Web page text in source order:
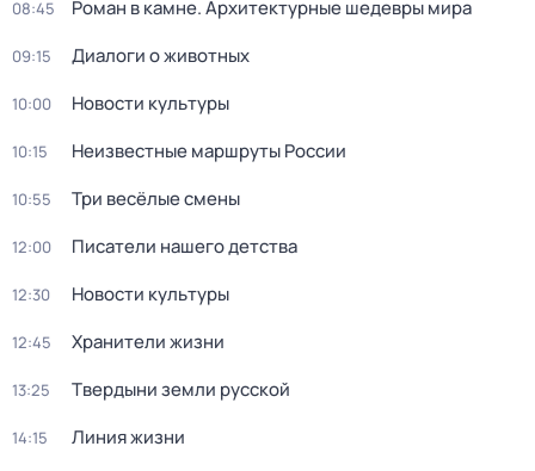
08:45 Роман в камне. Архитектурные шедевры мира
09:15 Диалоги о животных
10:00 Новости культуры
10:15 Неизвестные маршруты России
10:55 Три весёлые смены
12:00 Писатели нашего детства
12:30 Новости культуры
12:45 Хранители жизни
13:25 Твердыни земли русской
14:15 Линия жизни